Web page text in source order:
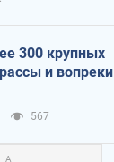
300 крупных
и вопреки
567